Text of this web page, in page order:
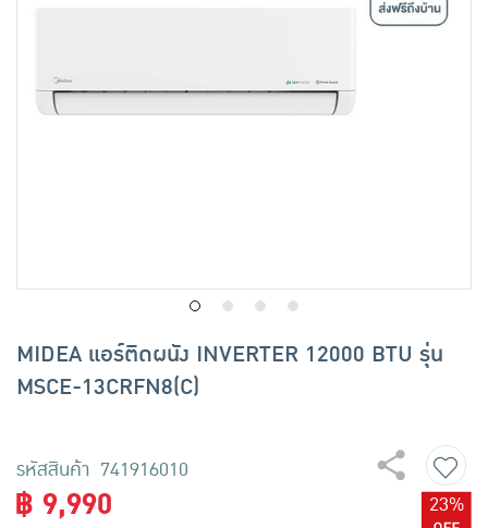
เครื่องปรุงรสและของแห้ง
MIDEA แอร์ติดผนัง INVERTER 12000 BTU รุ่น
MSCE-13CRFN8(C)
รหัสสินค้า 741916010
฿ 9,990
23%